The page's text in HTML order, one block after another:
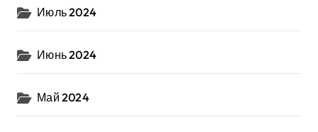
Июль 2024
Июнь 2024
Май 2024